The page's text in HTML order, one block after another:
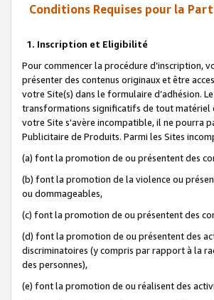
Conditions Requises pour la
1. Inscription et Eligibilité
Pour commencer la procédure d’inscription,
présenter des contenus originaux et être
votre Site(s) dans le formulaire d’adhésion.
transformations significatifs de tout matériel
votre Site s'avère incompatible, il ne pourra
Publicitaire de Produits. Parmi les Sites
(a) font la promotion de ou présentent des
(b) font la promotion de la violence ou
ou dommageables,
(c) font la promotion de ou présentent des
(d) font la promotion de ou présentent des
discriminatoires (y compris par rapport à la
des personnes),
(e) font la promotion de ou réalisent des